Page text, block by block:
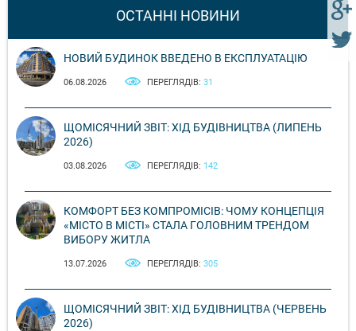
ОСТАННІ НОВИНИ
НОВИЙ БУДИНОК ВВЕДЕНО В ЕКСПЛУАТАЦІЮ
06.08.2026 ПЕРЕГЛЯДІВ: 31
ЩОМІСЯЧНИЙ ЗВІТ: ХІД БУДІВНИЦТВА (ЛИПЕНЬ
2026)
03.08.2026 ПЕРЕГЛЯДІВ: 142
КОМФОРТ БЕЗ КОМПРОМІСІВ: ЧОМУ КОНЦЕПЦІЯ
«МІСТО В МІСТІ» СТАЛА ГОЛОВНИМ ТРЕНДОМ
ВИБОРУ ЖИТЛА
13.07.2026 ПЕРЕГЛЯДІВ: 305
ЩОМІСЯЧНИЙ ЗВІТ: ХІД БУДІВНИЦТВА (ЧЕРВЕНЬ
2026)